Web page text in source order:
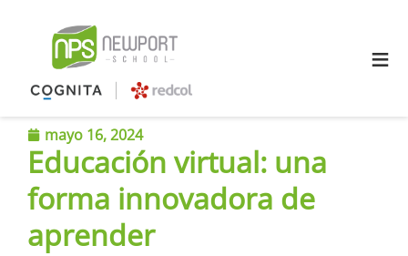
≡
mayo 16, 2024
Educación virtual: una
forma innovadora de
aprender